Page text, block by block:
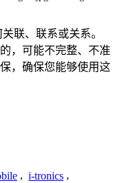
联、联系或关系。
，可能不完整、不准
，确保您能够使用这
, i-tronics ,